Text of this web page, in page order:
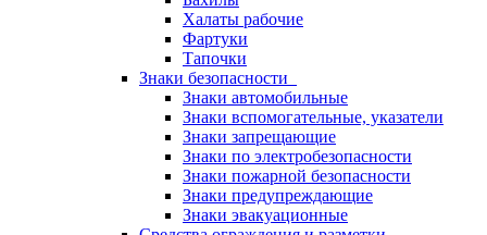
Халаты рабочие
Фартуки
Тапочки
Знаки безопасности
Знаки автомобильные
Знаки вспомогательные, указатели
Знаки запрещающие
Знаки по электробезопасности
Знаки пожарной безопасности
Знаки предупреждающие
Знаки эвакуационные